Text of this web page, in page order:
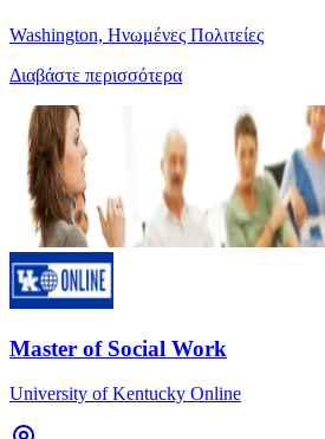
Washington, Ηνωμένες Πολιτείες
Διαβάστε περισσότερα
Master of Social Work
University of Kentucky Online